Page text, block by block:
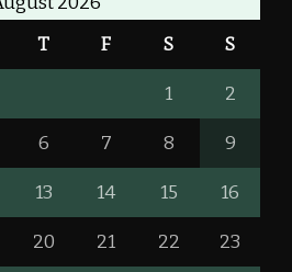
T F S S
1 2
6 7 8 9
13 14 15 16
20 21 22 23